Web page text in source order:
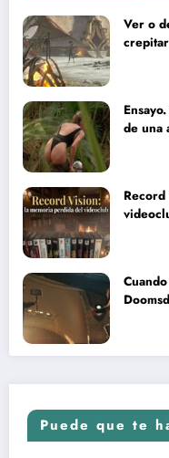
Ver o
de una
Puede que te